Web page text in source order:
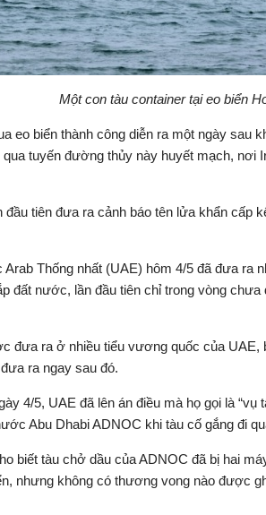
Một con tàu container tại eo biển
eo biển thành công diễn ra một ngày sau
tuyến đường thủy này huyết mạch, nơi
đầu tiên đưa ra cảnh báo tên lửa khẩn cấp
Thống nhất (UAE) hôm 4/5 đã đưa ra
đất nước, lần đầu tiên chỉ trong vòng
đưa ra ở nhiều tiểu vương quốc của UAE,
ra ngay sau đó.
4/5, UAE đã lên án điều mà họ gọi là “vụ
Abu Dhabi ADNOC khi tàu cố gắng đi
biết tàu chở dầu của ADNOC đã bị hai
nhưng không có thương vong nào được